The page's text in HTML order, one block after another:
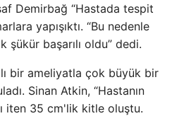
Demirbağ “Hastada tespit
yapışıktı. “Bu nedenle
başarılı oldu” dedi.
bir ameliyatla çok büyük bir
Sinan Atkin, “Hastanın
iten 35 cm'lik kitle oluştu.